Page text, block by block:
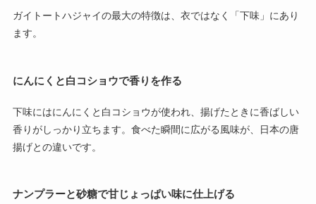
ガイトートハジャイの最大の特徴は、衣ではなく「下味」にあり
ます。
にんにくと白コショウで香りを作る
下味にはにんにくと白コショウが使われ、揚げたときに香ばしい
香りがしっかり立ちます。食べた瞬間に広がる風味が、日本の唐
揚げとの違いです。
ナンプラーと砂糖で甘じょっぱい味に仕上げる